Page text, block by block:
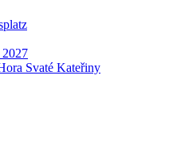
2027
Svaté Kateřiny